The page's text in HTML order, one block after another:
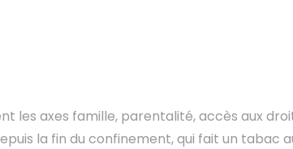
les axes famille, parentalité, accès aux
la fin du confinement, qui fait un tabac